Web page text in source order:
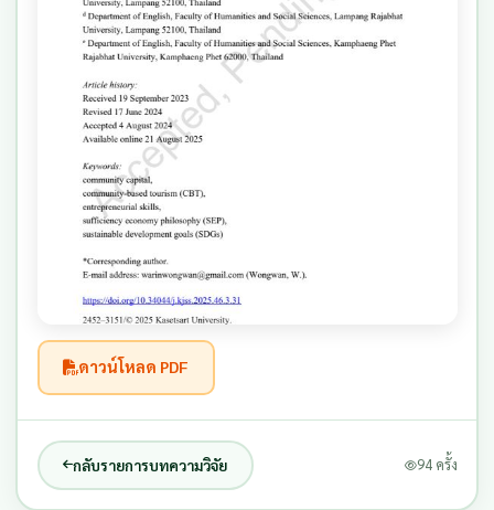
ดาวน์โหลด PDF
กลับรายการบทความวิจัย 94 ครั้ง